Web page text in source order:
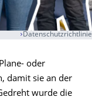
Datenschutzrichtlinie
oder
damit sie an der
wurde die